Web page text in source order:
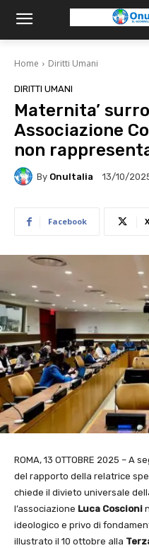
Home Diritti Umani
DIRITTI UMANI
Maternita’
Associazione
non
By OnuItalia 13/10/
Facebook X
ROMA, 13 OTTOBRE 2025 – A
del rapporto della relatrice
chiede il divieto universale
l’associazione Luca Coscioni
ideologico e privo di
illustrato il 10 ottobre alla